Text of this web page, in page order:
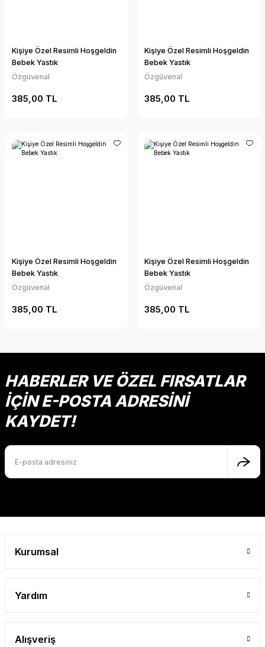
Kişiye Özel Resimli Hoşgeldin
Bebek Yastık
Özgüvenal
385,00 TL
Kişiye Özel Resimli Hoşgeldin
Bebek Yastık
Özgüvenal
385,00 TL
Kişiye Özel Resimli Hoşgeldin
Bebek Yastık
Özgüvenal
385,00 TL
Kişiye Özel Resimli Hoşgeldin
Bebek Yastık
Özgüvenal
385,00 TL
HABERLER VE ÖZEL FIRSATLAR
İÇİN E-POSTA ADRESİNİ
KAYDET!
Kurumsal
Yardım
Alışveriş